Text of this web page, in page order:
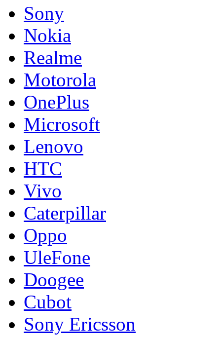
Sony
Nokia
Realme
Motorola
OnePlus
Microsoft
Lenovo
HTC
Vivo
Caterpillar
Oppo
UleFone
Doogee
Cubot
Sony Ericsson